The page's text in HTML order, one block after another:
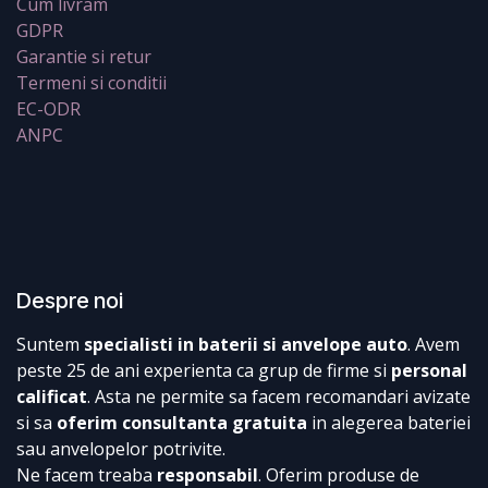
GDPR
Garantie si retur
Termeni si conditii
EC-ODR
ANPC
Despre noi
Suntem specialisti in baterii si anvelope auto. Avem
peste 25 de ani experienta ca grup de firme si personal
calificat. Asta ne permite sa facem recomandari avizate
si sa oferim consultanta gratuita in alegerea bateriei
sau anvelopelor potrivite.
Ne facem treaba responsabil. Oferim produse de